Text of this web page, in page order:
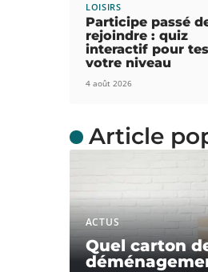
LOISIRS
Participe passé
rejoindre : quiz
interactif pour
votre niveau
4 août 2026
Article
ACTUS
Quel carton